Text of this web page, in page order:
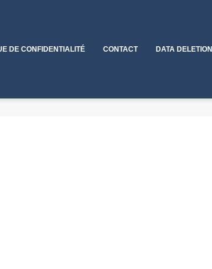
DE CONFIDENTIALITÉ CONTACT DATA DELETION